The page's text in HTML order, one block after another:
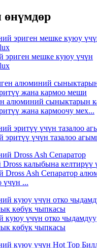
өнүмдөр
мешке куюу үчүн
алюминий сыныктарын
жана кармоочу мех...
үчүн тазалоо
Ash Сепаратор
үчүн ...
үчүн отко чыдамдуу
көбүк чыпкасы